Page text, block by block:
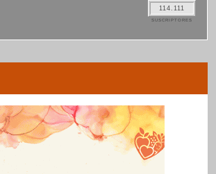
114.111
SUSCRIPTORES